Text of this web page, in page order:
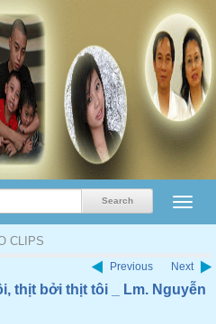
CLIPS
Previous Next
thịt bởi thịt tôi _ Lm. Nguyễn